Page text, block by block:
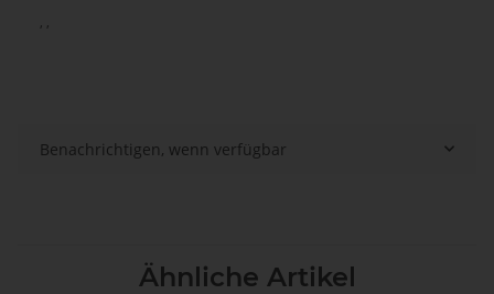
, ,
Benachrichtigen, wenn verfügbar
Ähnliche Artikel